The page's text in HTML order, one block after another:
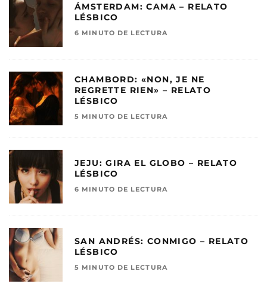
ÁMSTERDAM: CAMA – RELATO
LÉSBICO
6 MINUTO DE LECTURA
CHAMBORD: «NON, JE NE
REGRETTE RIEN» – RELATO
LÉSBICO
5 MINUTO DE LECTURA
JEJU: GIRA EL GLOBO – RELATO
LÉSBICO
6 MINUTO DE LECTURA
SAN ANDRÉS: CONMIGO – RELATO
LÉSBICO
5 MINUTO DE LECTURA